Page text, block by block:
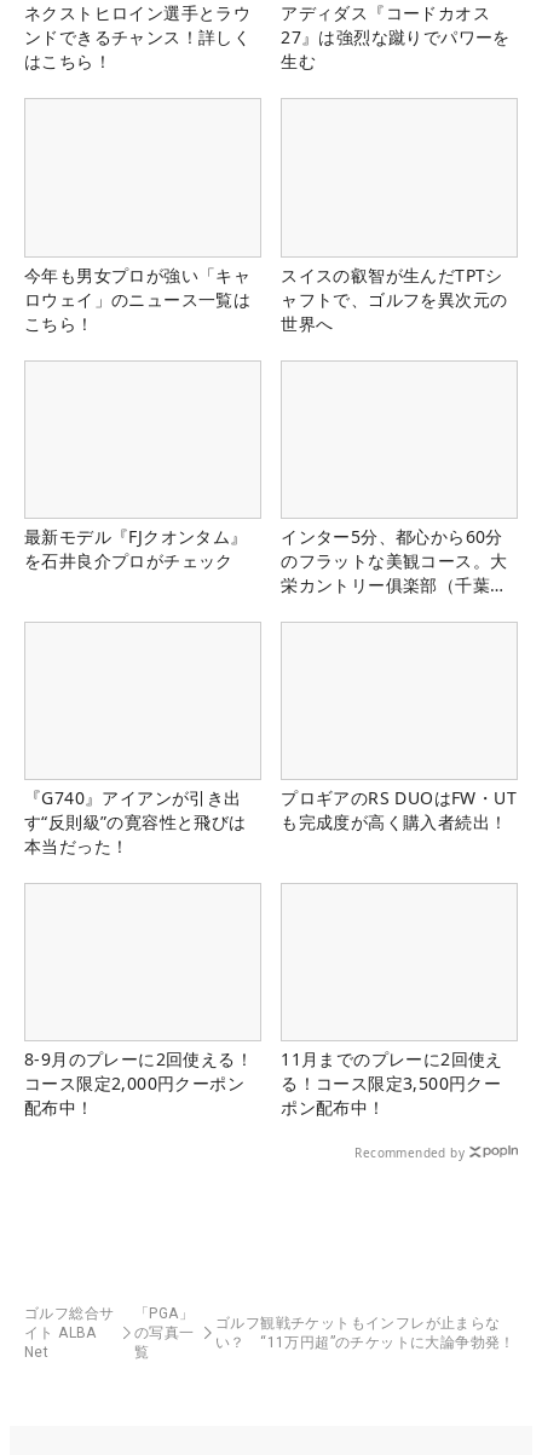
ネクストヒロイン選手とラウ
ンドできるチャンス！詳しく
はこちら！
アディダス『コードカオス
27』は強烈な蹴りでパワーを
生む
今年も男女プロが強い「キャ
ロウェイ」のニュース一覧は
こちら！
スイスの叡智が生んだTPTシ
ャフトで、ゴルフを異次元の
世界へ
最新モデル『FJクオンタム』
を石井良介プロがチェック
インター5分、都心から60分
のフラットな美観コース。大
栄カントリー俱楽部（千葉
『G740』アイアンが引き出
す“反則級”の寛容性と飛びは
本当だった！
プロギアのRS DUOはFW・UT
も完成度が高く購入者続出！
8-9月のプレーに2回使える！
コース限定2,000円クーポン
配布中！
11月までのプレーに2回使え
る！コース限定3,500円クー
ポン配布中！
Recommended by
ゴルフ総合サ
イト ALBA
Net
「PGA」
の写真一
覧
ゴルフ観戦チケットもインフレが止まらな
い？ “11万円超”のチケットに大論争勃発！